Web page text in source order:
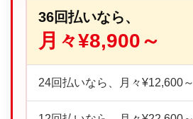
36回払いなら、
月々¥8,900～
24回払いなら、月々¥12,600～